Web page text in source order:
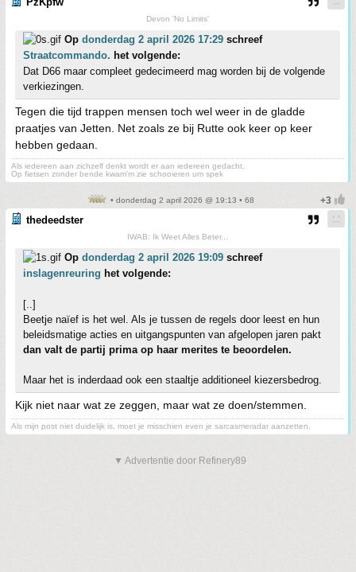
Devon 'No Limits'
Op donderdag 2 april 2026 17:29 schreef
Straatcommando. het volgende:
Dat D66 maar compleet gedecimeerd mag worden bij de volgende
verkiezingen.
Tegen die tijd trappen mensen toch wel weer in de gladde
praatjes van Jetten. Net zoals ze bij Rutte ook keer op keer
hebben gedaan.
Als iedereen aan zichzelf denkt wordt er aan iedereen gedacht.
Op fietsen zonder bende kwam'm zie schooieren um spek
• donderdag 2 april 2026 @ 19:13 • 68
thedeedster
IWAB: Ik Weet Alles Beter...
Op donderdag 2 april 2026 19:09 schreef
inslagenreuring het volgende:
[..]
Beetje naïef is het wel. Als je tussen de regels door leest en hun
beleidsmatige acties en uitgangspunten van afgelopen jaren pakt
dan valt de partij prima op haar merites te beoordelen.
Maar het is inderdaad ook een staaltje additioneel kiezersbedrog.
Kijk niet naar wat ze zeggen, maar wat ze doen/stemmen.
Als mijn post niet duidelijk is, moet je misschien even je sarcasmeradar aanzetten.
▼ Advertentie door Refinery89